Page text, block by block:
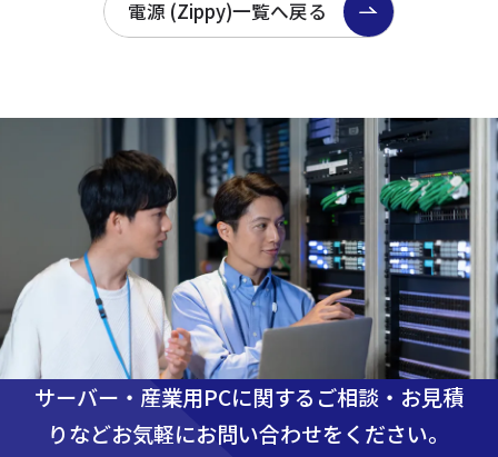
電源 (Zippy)一覧へ戻る
サーバー・産業用PCに関するご相談・お見積
りなどお気軽にお問い合わせをください。